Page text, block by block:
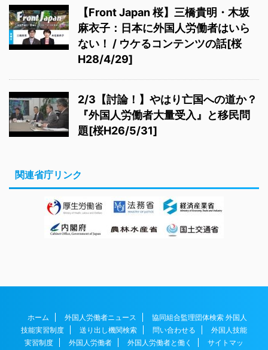
【Front Japan 桜】三橋貴明・木坂
麻衣子：日本に外国人労働者はいら
ない！ / ウケるコンテンツの話[桜
H28/4/29]
2/3【討論！】やはり亡国への道か？
『外国人労働者大量受入』と移民問
題[桜H26/5/31]
関連省庁リンク
ホーム 外国人労働者ニュース
協同組合監理団体検索 外国人
技能実習制度
送り出し機関検索 問い合わせる
外国人技能
実習制度
外国人労働者 外国人労働者と働く サイトマッ